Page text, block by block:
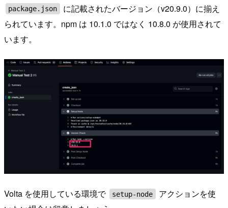
package.json
に記載されたバージョン（v20.9.0）に揃え
られています。npm は 10.1.0 ではなく 10.8.0 が使用されて
います。
Volta を使用している環境で setup-node
アクションを使